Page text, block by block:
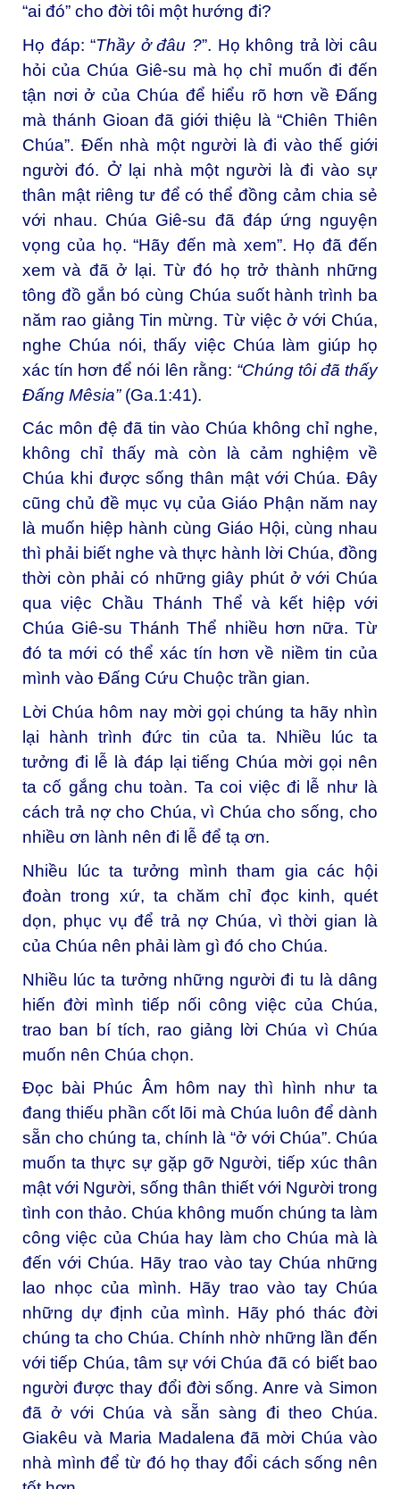
“ai đó” cho đời tôi một hướng đi?
Họ đáp: “Thầy ở đâu ?”. Họ không trả lời câu
hỏi của Chúa Giê-su mà họ chỉ muốn đi đến
tận nơi ở của Chúa để hiểu rõ hơn về Đấng
mà thánh Gioan đã giới thiệu là “Chiên Thiên
Chúa”. Đến nhà một người là đi vào thế giới
người đó. Ở lại nhà một người là đi vào sự
thân mật riêng tư để có thể đồng cảm chia sẻ
với nhau. Chúa Giê-su đã đáp ứng nguyện
vọng của họ. “Hãy đến mà xem”. Họ đã đến
xem và đã ở lại. Từ đó họ trở thành những
tông đồ gắn bó cùng Chúa suốt hành trình ba
năm rao giảng Tin mừng. Từ việc ở với Chúa,
nghe Chúa nói, thấy việc Chúa làm giúp họ
xác tín hơn để nói lên rằng: “Chúng tôi đã thấy
Ðấng Mêsia” (Ga.1:41).
Các môn đệ đã tin vào Chúa không chỉ nghe,
không chỉ thấy mà còn là cảm nghiệm về
Chúa khi được sống thân mật với Chúa. Đây
cũng chủ đề mục vụ của Giáo Phận năm nay
là muốn hiệp hành cùng Giáo Hội, cùng nhau
thì phải biết nghe và thực hành lời Chúa, đồng
thời còn phải có những giây phút ở với Chúa
qua việc Chầu Thánh Thể và kết hiệp với
Chúa Giê-su Thánh Thể nhiều hơn nữa. Từ
đó ta mới có thể xác tín hơn về niềm tin của
mình vào Đấng Cứu Chuộc trần gian.
Lời Chúa hôm nay mời gọi chúng ta hãy nhìn
lại hành trình đức tin của ta. Nhiều lúc ta
tưởng đi lễ là đáp lại tiếng Chúa mời gọi nên
ta cố gắng chu toàn. Ta coi việc đi lễ như là
cách trả nợ cho Chúa, vì Chúa cho sống, cho
nhiều ơn lành nên đi lễ để tạ ơn.
Nhiều lúc ta tưởng mình tham gia các hội
đoàn trong xứ, ta chăm chỉ đọc kinh, quét
dọn, phục vụ để trả nợ Chúa, vì thời gian là
của Chúa nên phải làm gì đó cho Chúa.
Nhiều lúc ta tưởng những người đi tu là dâng
hiến đời mình tiếp nối công việc của Chúa,
trao ban bí tích, rao giảng lời Chúa vì Chúa
muốn nên Chúa chọn.
Đọc bài Phúc Âm hôm nay thì hình như ta
đang thiếu phần cốt lõi mà Chúa luôn để dành
sẵn cho chúng ta, chính là “ở với Chúa”. Chúa
muốn ta thực sự gặp gỡ Người, tiếp xúc thân
mật với Người, sống thân thiết với Người trong
tình con thảo. Chúa không muốn chúng ta làm
công việc của Chúa hay làm cho Chúa mà là
đến với Chúa. Hãy trao vào tay Chúa những
lao nhọc của mình. Hãy trao vào tay Chúa
những dự định của mình. Hãy phó thác đời
chúng ta cho Chúa. Chính nhờ những lần đến
với tiếp Chúa, tâm sự với Chúa đã có biết bao
người được thay đổi đời sống. Anre và Simon
đã ở với Chúa và sẵn sàng đi theo Chúa.
Giakêu và Maria Madalena đã mời Chúa vào
nhà mình để từ đó họ thay đổi cách sống nên